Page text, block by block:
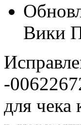
Вики
-
для чека